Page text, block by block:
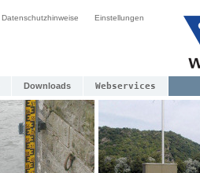
Datenschutzhinweise Einstellungen
Downloads Webservices